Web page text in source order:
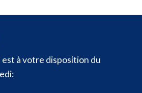
à votre disposition du